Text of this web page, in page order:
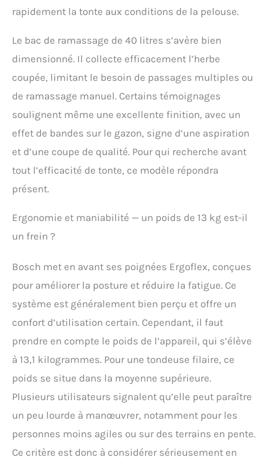
rapidement la tonte aux conditions de la pelouse.
Le bac de ramassage de 40 litres s’avère bien
dimensionné. Il collecte efficacement l’herbe
coupée, limitant le besoin de passages multiples ou
de ramassage manuel. Certains témoignages
soulignent même une excellente finition, avec un
effet de bandes sur le gazon, signe d’une aspiration
et d’une coupe de qualité. Pour qui recherche avant
tout l’efficacité de tonte, ce modèle répondra
présent.
Ergonomie et maniabilité — un poids de 13 kg est-il
un frein ?
Bosch met en avant ses poignées Ergoflex, conçues
pour améliorer la posture et réduire la fatigue. Ce
système est généralement bien perçu et offre un
confort d’utilisation certain. Cependant, il faut
prendre en compte le poids de l’appareil, qui s’élève
à 13,1 kilogrammes. Pour une tondeuse filaire, ce
poids se situe dans la moyenne supérieure.
Plusieurs utilisateurs signalent qu’elle peut paraître
un peu lourde à manœuvrer, notamment pour les
personnes moins agiles ou sur des terrains en pente.
Ce critère est donc à considérer sérieusement en